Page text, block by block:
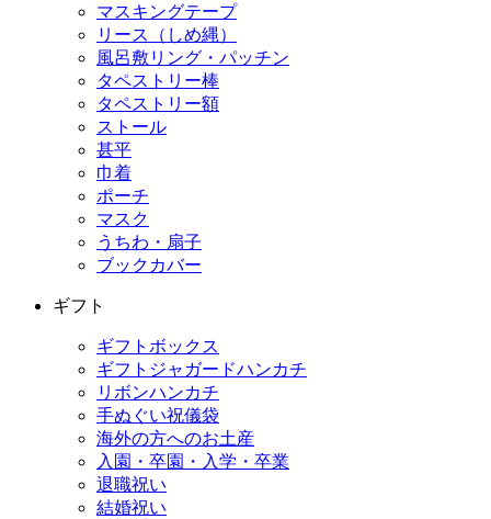
マスキングテープ
リース（しめ縄）
風呂敷リング・パッチン
タペストリー棒
タペストリー額
ストール
甚平
巾着
ポーチ
マスク
うちわ・扇子
ブックカバー
ギフト
ギフトボックス
ギフトジャガードハンカチ
リボンハンカチ
手ぬぐい祝儀袋
海外の方へのお土産
入園・卒園・入学・卒業
退職祝い
結婚祝い